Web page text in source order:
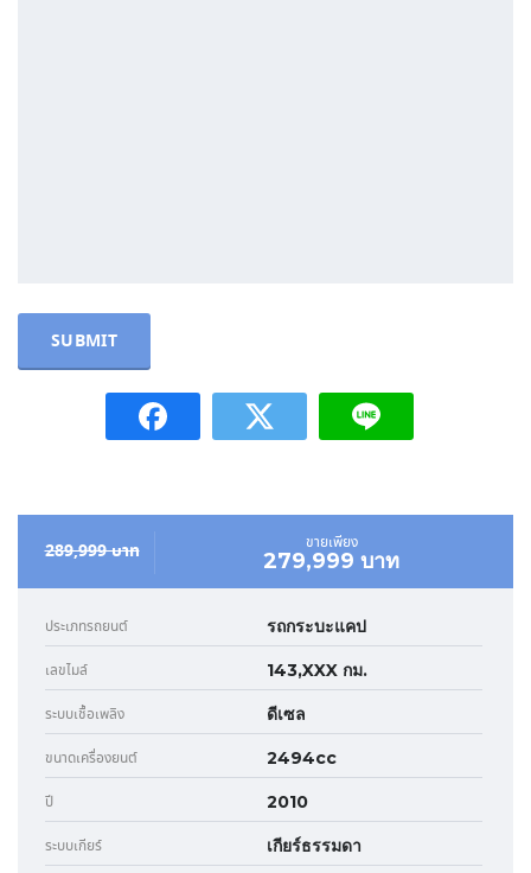
289,999 บาท ขายเพียง
279,999 บาท
ประเภทรถยนต์ รถกระบะแคป
เลขไมล์ 143,XXX กม.
ระบบเชื้อเพลิง ดีเซล
ขนาดเครื่องยนต์ 2494cc
ปี 2010
ระบบเกียร์ เกียร์ธรรมดา